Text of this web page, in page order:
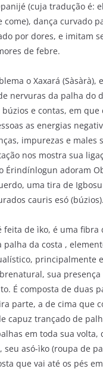
(cuja tradução é:
come), dança curvado
por dores, e imitam
de febre.
o Xaxará (Sàsàrà),
nervuras da palha do
e contas, em que
as energias
impurezas e males
nos mostra sua
Érindínlogun adoram
uma tira de
cauris esó (búzios).
feita de ìko, é uma fibra
palha da costa ,
principalmente
sua
É composta de duas
parte, a de cima que
capuz trançado de
em toda sua volta,
seu asó-ìko (roupa de
que vai até os pés